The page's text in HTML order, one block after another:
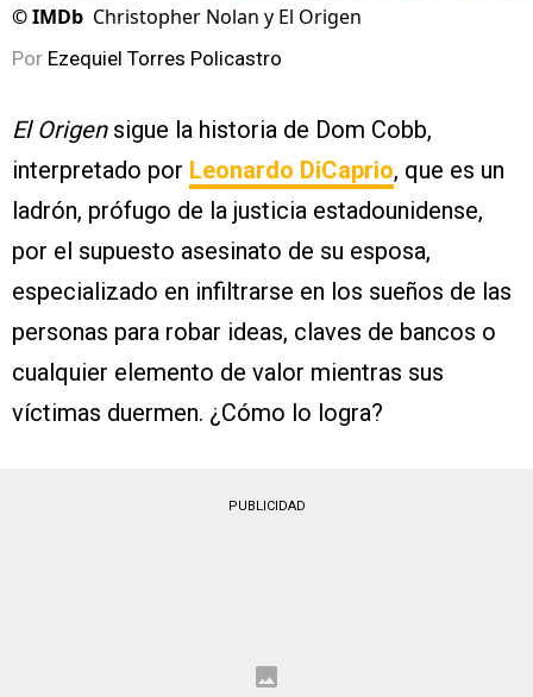
©IMDb Christopher Nolan y El Origen
Por Ezequiel Torres Policastro
El Origensigue la historia de Dom Cobb,
interpretado por Leonardo DiCaprio, que es un
ladrón, prófugo de la justicia estadounidense,
por el supuesto asesinato de su esposa,
especializado en infiltrarse en los sueños de las
personas para robar ideas, claves de bancos o
cualquier elemento de valor mientras sus
víctimas duermen. ¿Cómo lo logra?
PUBLICIDAD